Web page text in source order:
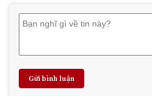
Gửi bình luận